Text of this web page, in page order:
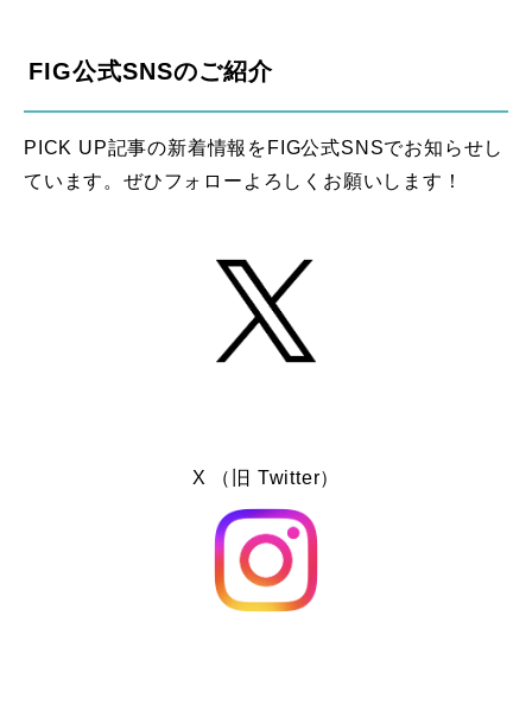
FIG公式SNSのご紹介
PICK UP記事の新着情報をFIG公式SNSでお知らせし
ています。ぜひフォローよろしくお願いします！
X （旧 Twitter）